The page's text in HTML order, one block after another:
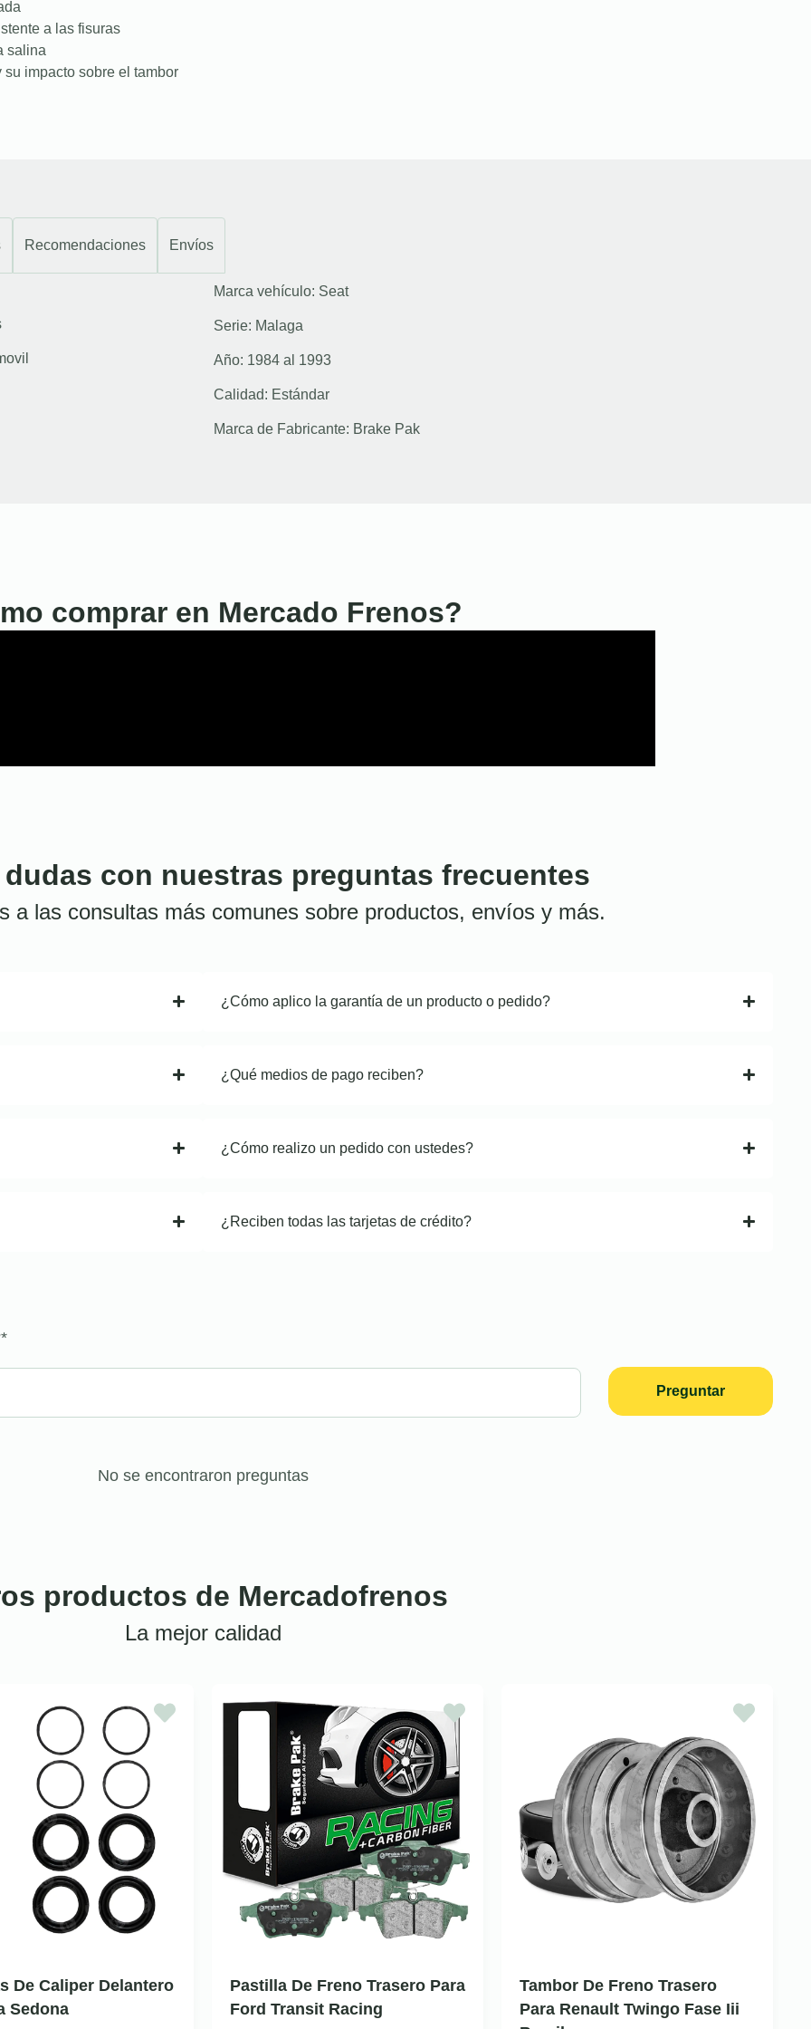
a las fisuras
salina
impacto sobre el tambor
Recomendaciones Envíos
Marca vehículo: Seat
Serie: Malaga
Año: 1984 al 1993
Calidad: Estándar
Marca de Fabricante: Brake Pak
comprar en Mercado Frenos?
con nuestras preguntas frecuentes
a las consultas más comunes sobre productos, envíos y más.
¿Cómo aplico la garantía de un producto o pedido?
¿Qué medios de pago reciben?
¿Cómo realizo un pedido con ustedes?
¿Reciben todas las tarjetas de crédito?
*
Preguntar
No se encontraron preguntas
productos de Mercadofrenos
La mejor calidad
De Caliper Delantero
Sedona
Pastilla De Freno Trasero Para
Ford Transit Racing
Tambor De Freno Trasero
Para Renault Twingo Fase Iii